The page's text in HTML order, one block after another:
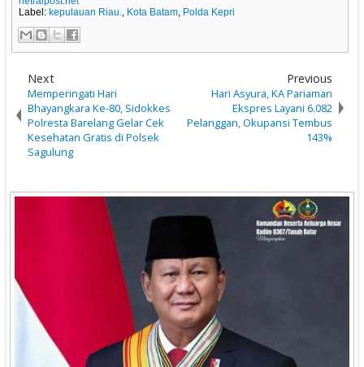
Label: kepulauan Riau., Kota Batam, Polda Kepri
Next
Memperingati Hari
Bhayangkara Ke-80, Sidokkes
Polresta Barelang Gelar Cek
Kesehatan Gratis di Polsek
Sagulung
Previous
Hari Asyura, KA Pariaman
Ekspres Layani 6.082
Pelanggan, Okupansi Tembus
143%